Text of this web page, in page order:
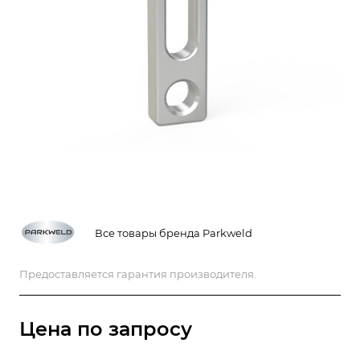
Все товары бренда Parkweld
Предоставляется гарантия производителя.
Цена по запросу